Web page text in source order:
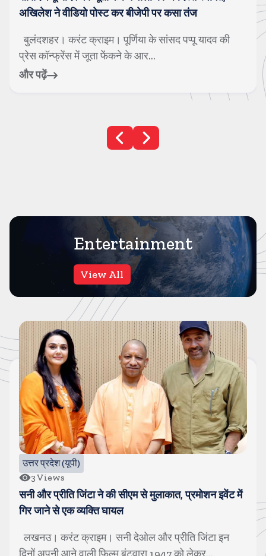
अखिलेश ने वीडियो पोस्ट कर बीजेपी पर कसा तंज
बुलंदशहर। करंट क्राइम। पूर्णिया के सांसद पप्पू यादव की
प्रेस कॉन्फ्रेंस में जूता फेंकने के आर...
और पढ़ें
Entertainment
View All
उत्तर प्रदेश (यूपी)
3Views
सनी और प्रीति जिंटा ने की सीएम से मुलाकात, प्रमोशन इवेंट में
गिर जाने से एक व्यक्ति घायल
लखनउ। करंट क्राइम। सनी देओल और प्रीति जिंटा इन